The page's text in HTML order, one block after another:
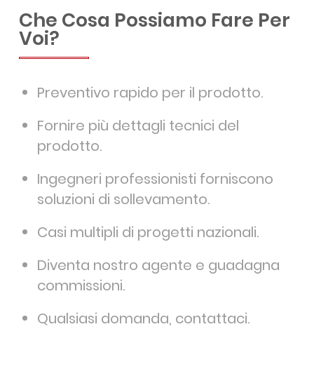
Che Cosa Possiamo Fare Per
Voi?
Preventivo rapido per il prodotto.
Fornire più dettagli tecnici del
prodotto.
Ingegneri professionisti forniscono
soluzioni di sollevamento.
Casi multipli di progetti nazionali.
Diventa nostro agente e guadagna
commissioni.
Qualsiasi domanda, contattaci.